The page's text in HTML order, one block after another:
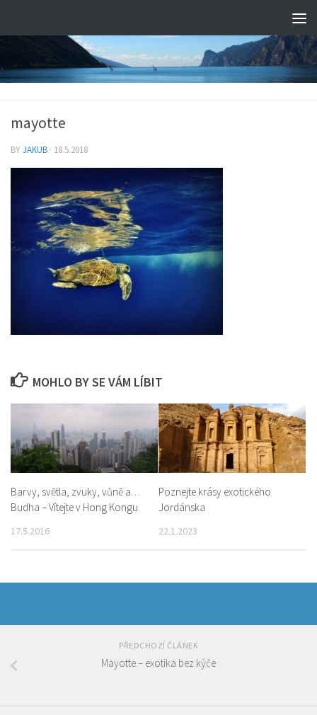
mayotte
BYJAKUB · 18.5.2018
MOHLO BY SE VÁM LÍBIT
Barvy, světla, zvuky, vůně a…
Budha – Vítejte v Hong Kongu
17.5.2016
Poznejte krásy exotického
Jordánska
22.1.2023
PŘEDCHOZÍ ČLÁNEK
Mayotte – exotika bez kýče